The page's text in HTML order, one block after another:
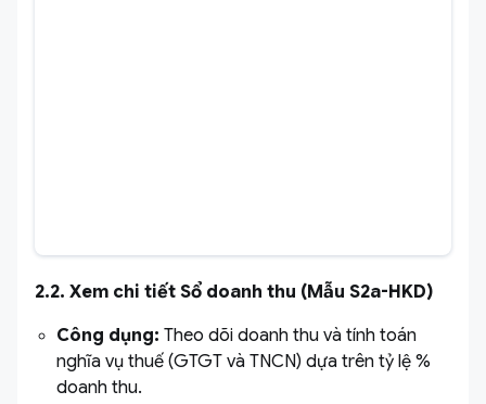
2.2. Xem chi tiết Sổ doanh thu (Mẫu S2a-HKD)
Công dụng: Theo dõi doanh thu và tính toán
nghĩa vụ thuế (GTGT và TNCN) dựa trên tỷ lệ %
doanh thu.